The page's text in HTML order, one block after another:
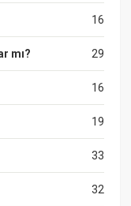
16
29
mı?
16
19
33
32